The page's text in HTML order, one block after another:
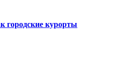
городские курорты